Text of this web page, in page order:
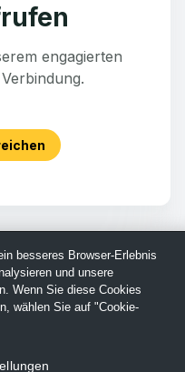
engagierten
besseres Browser-Erlebnis
und unsere
Wenn Sie diese Cookies
wählen Sie auf "Cookie-